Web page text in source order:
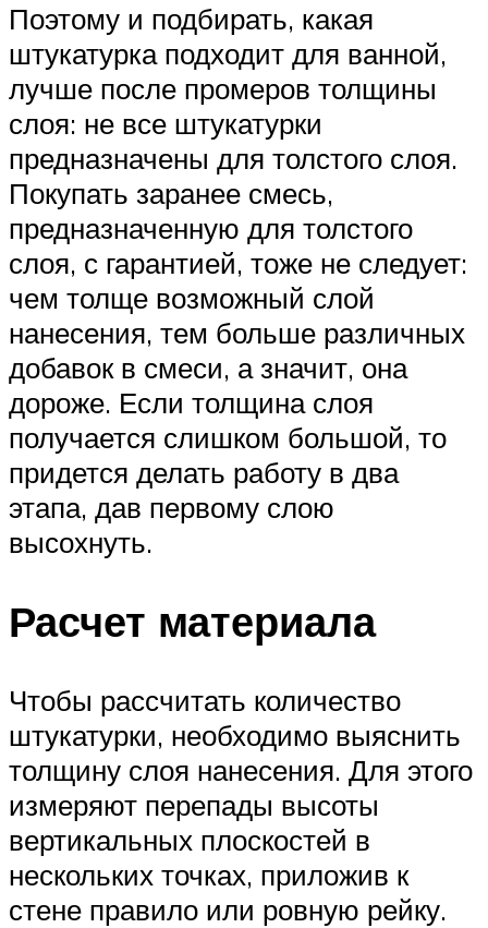
Поэтому и подбирать, какая
штукатурка подходит для ванной,
лучше после промеров толщины
слоя: не все штукатурки
предназначены для толстого слоя.
Покупать заранее смесь,
предназначенную для толстого
слоя, с гарантией, тоже не следует:
чем толще возможный слой
нанесения, тем больше различных
добавок в смеси, а значит, она
дороже. Если толщина слоя
получается слишком большой, то
придется делать работу в два
этапа, дав первому слою
высохнуть.
Расчет материала
Чтобы рассчитать количество
штукатурки, необходимо выяснить
толщину слоя нанесения. Для этого
измеряют перепады высоты
вертикальных плоскостей в
нескольких точках, приложив к
стене правило или ровную рейку.